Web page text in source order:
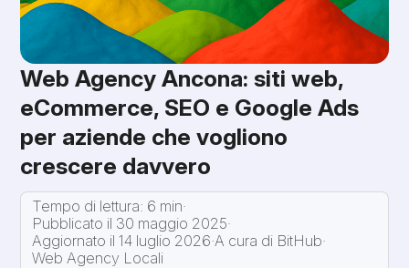
Web Agency Ancona: siti web,
eCommerce, SEO e Google Ads
per aziende che vogliono
crescere davvero
Tempo di lettura: 6 min·
Pubblicato il 30 maggio 2025·
Aggiornato il 14 luglio 2026·A cura di BitHub·
Web Agency Locali